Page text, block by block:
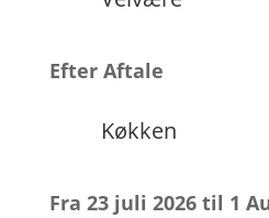
Efter Aftale
Køkken
Fra 23 juli 2026 til 1